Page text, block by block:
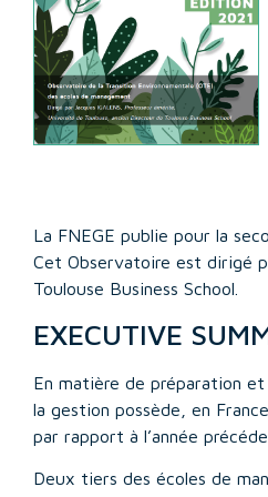
La FNEGE publie pour la
Cet Observatoire est dirigé
Toulouse Business School.
EXECUTIVE
En matière de préparation
la gestion possède, en
par rapport à l’année
Deux tiers des écoles de